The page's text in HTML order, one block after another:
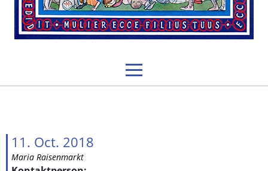
11. Oct. 2018
Maria Raisenmarkt